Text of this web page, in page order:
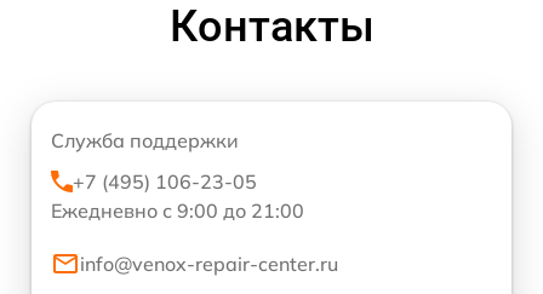
Контакты
Служба поддержки
+7 (495) 106-23-05
Ежедневно с 9:00 до 21:00
info@venox-repair-center.ru